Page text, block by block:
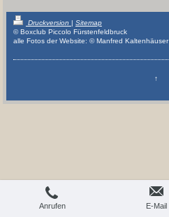
Druckversion | Sitemap
© Boxclub Piccolo Fürstenfeldbruck
alle Fotos der Website: © Manfred Kaltenhäuser
↑
Anrufen E-Mail